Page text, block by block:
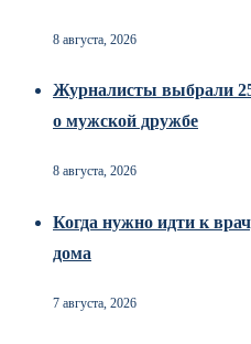
8 августа, 2026
Журналисты выбрали
о мужской дружбе
8 августа, 2026
Когда нужно идти к
дома
7 августа, 2026